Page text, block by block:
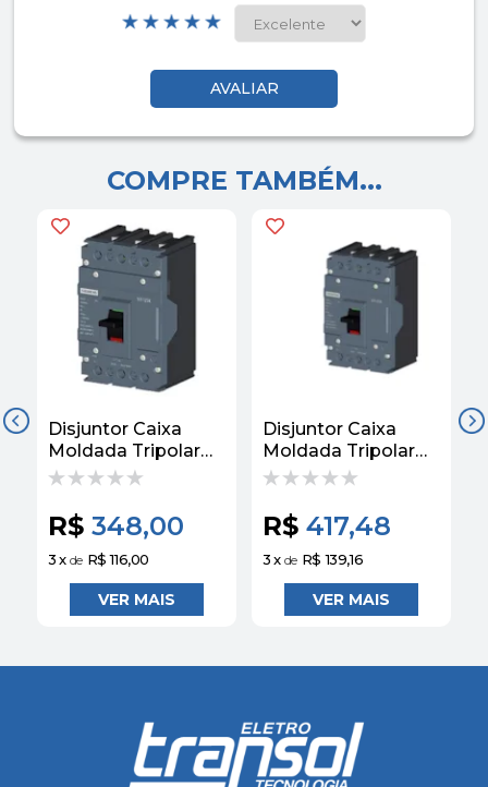
COMPRE TAMBÉM...
Disjuntor Caixa
Moldada Tripolar
TMF 415V 100A
Siemens
R$ 348,00
3x de R$ 116,00
Disjuntor Caixa
Moldada Tripolar
TMF 415V 125A
Siemens
R$ 417,48
3x de R$ 139,16